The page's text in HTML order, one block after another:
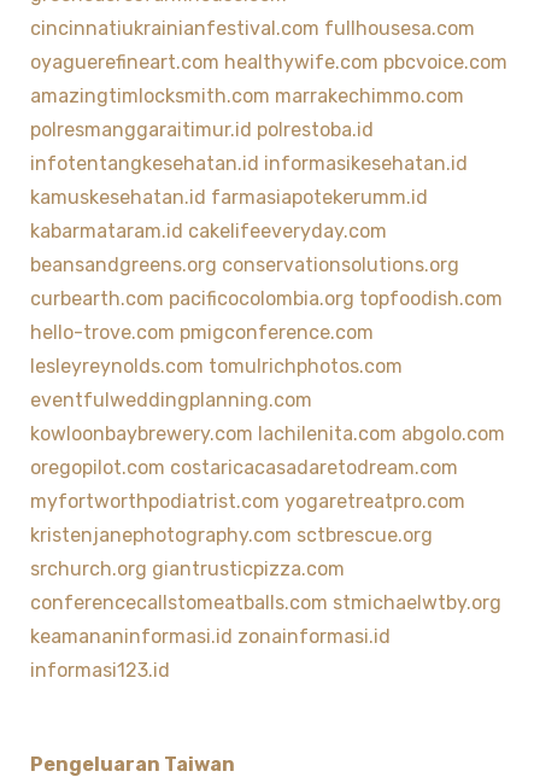
cincinnatiukrainianfestival.com fullhousesa.com
oyaguerefineart.com healthywife.com pbcvoice.com
amazingtimlocksmith.com marrakechimmo.com
polresmanggaraitimur.id polrestoba.id
infotentangkesehatan.id informasikesehatan.id
kamuskesehatan.id farmasiapotekerumm.id
kabarmataram.id cakelifeeveryday.com
beansandgreens.org conservationsolutions.org
curbearth.com pacificocolombia.org topfoodish.com
hello-trove.com pmigconference.com
lesleyreynolds.com tomulrichphotos.com
eventfulweddingplanning.com
kowloonbaybrewery.com lachilenita.com abgolo.com
oregopilot.com costaricacasadaretodream.com
myfortworthpodiatrist.com yogaretreatpro.com
kristenjanephotography.com sctbrescue.org
srchurch.org giantrusticpizza.com
conferencecallstomeatballs.com stmichaelwtby.org
keamananinformasi.id zonainformasi.id
informasi123.id
Pengeluaran Taiwan